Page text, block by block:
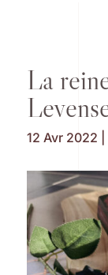
La
12 Avr 2022